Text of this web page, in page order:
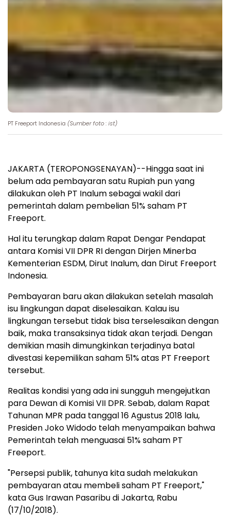
PT Freeport Indonesia (Sumber foto : ist)
JAKARTA (TEROPONGSENAYAN)--Hingga saat ini
belum ada pembayaran satu Rupiah pun yang
dilakukan oleh PT Inalum sebagai wakil dari
pemerintah dalam pembelian 51% saham PT
Freeport.
Hal itu terungkap dalam Rapat Dengar Pendapat
antara Komisi VII DPR RI dengan Dirjen Minerba
Kementerian ESDM, Dirut Inalum, dan Dirut Freeport
Indonesia.
Pembayaran baru akan dilakukan setelah masalah
isu lingkungan dapat diselesaikan. Kalau isu
lingkungan tersebut tidak bisa terselesaikan dengan
baik, maka transaksinya tidak akan terjadi. Dengan
demikian masih dimungkinkan terjadinya batal
divestasi kepemilikan saham 51% atas PT Freeport
tersebut.
Realitas kondisi yang ada ini sungguh mengejutkan
para Dewan di Komisi VII DPR. Sebab, dalam Rapat
Tahunan MPR pada tanggal 16 Agustus 2018 lalu,
Presiden Joko Widodo telah menyampaikan bahwa
Pemerintah telah menguasai 51% saham PT
Freeport.
"Persepsi publik, tahunya kita sudah melakukan
pembayaran atau membeli saham PT Freeport,"
kata Gus Irawan Pasaribu di Jakarta, Rabu
(17/10/2018).